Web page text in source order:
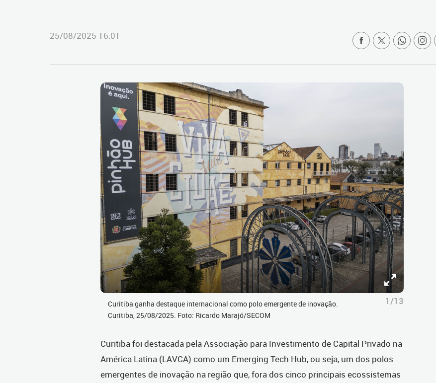
25/08/2025 16:01
Curitiba ganha destaque internacional como polo emergente de inovação.
Curitiba, 25/08/2025. Foto: Ricardo Marajó/SECOM
1/13
Curitiba foi destacada pelaAssociação para Investimento de Capital Privado na
América Latina (LAVCA) como um Emerging Tech Hub, ou seja, um dos polos
emergentes de inovação na região que, fora dos cinco principais ecossistemas